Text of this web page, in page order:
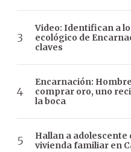
Video: Identifican a
ecológico de
claves
Encarnación:
comprar oro, uno
la boca
Hallan a adolescente
vivienda familiar en